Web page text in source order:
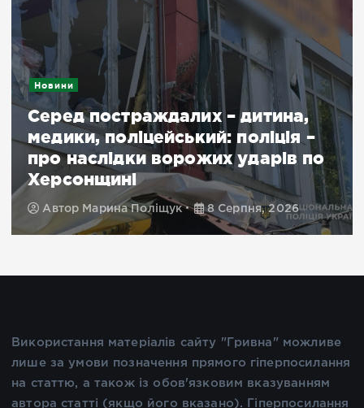
Новини
Серед постраждалих – дитина,
медики, поліцейський: поліція –
про наслідки ворожих ударів по
Херсонщині
Автор Марина Поліщук 8 Серпня, 2026
Використання матеріалів сайту "Гривна" можливе
лише за умови позначення прямого гіперпосилання
на статтю, а також із обов'язковим вказуванням
автора статті (якщо його вказано). Гіперпосилання